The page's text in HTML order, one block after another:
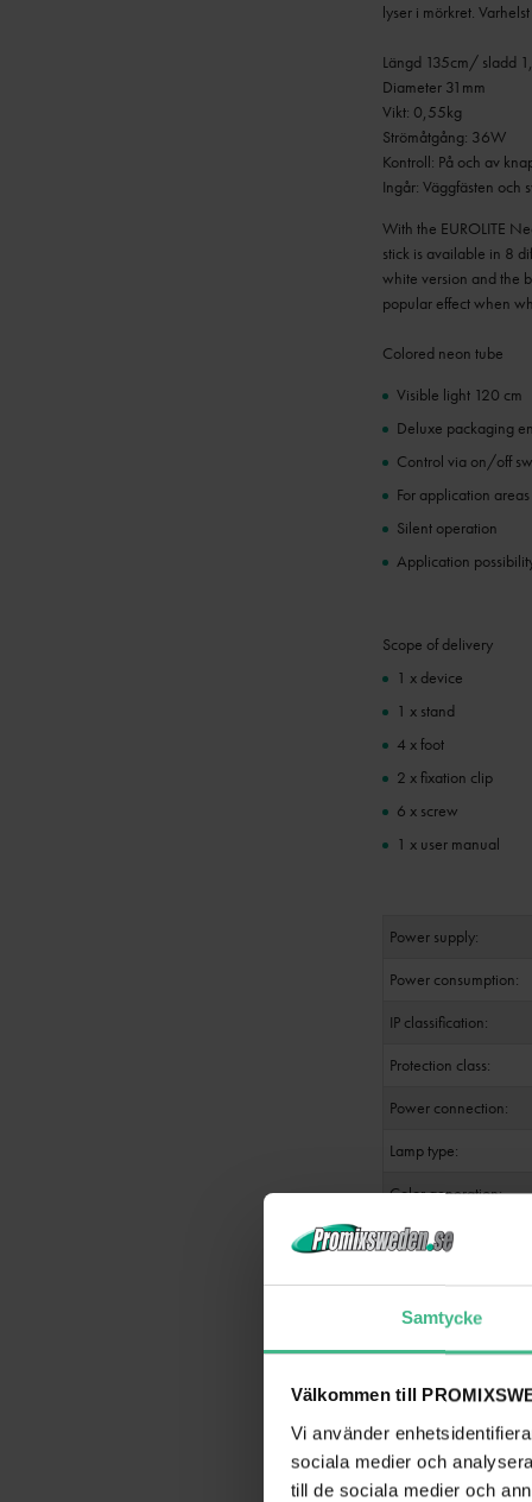
Samtycke
Välkommen till
Vi använder
sociala medier och
till de sociala medier och
lyser i mörkret.
Längd 135cm/ sladd
Diameter 31mm
Vikt: 0,55kg
Strömåtgång: 36W
Kontroll: På och av
Ingår: Väggfästen och
With the EUROLITE
stick is available in 8
white version and the
popular effect when
Colored neon tube
Visible light 120 cm
Deluxe packaging
Control via on/off
For application
Silent operation
Application
Scope of delivery
1 x device
1 x stand
4 x foot
2 x fixation clip
6 x screw
1 x user manual
Power supply:
Power consumption:
IP classification:
Protection class:
Power connection:
Lamp type:
Color generation:
Control:
Housing color:
Weight:
Noise classification: